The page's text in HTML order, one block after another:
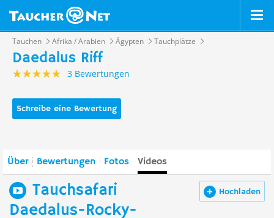
Tauchen Afrika / Arabien Ägypten Tauchplätze
Daedalus Riff
3 Bewertungen
Schreibe eine Bewertung
Über Bewertungen Fotos Videos
Hochladen
Tauchsafari
Daedalus-Rocky-